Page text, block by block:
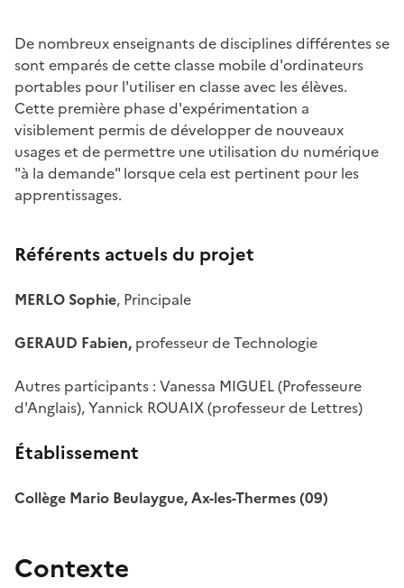
De nombreux enseignants de disciplines différentes se
sont emparés de cette classe mobile d'ordinateurs
portables pour l'utiliser en classe avec les élèves.
Cette première phase d'expérimentation a
visiblement permis de développer de nouveaux
usages et de permettre une utilisation du numérique
"à la demande" lorsque cela est pertinent pour les
apprentissages.
Référents actuels du projet
MERLO Sophie, Principale
GERAUD Fabien, professeur de Technologie
Autres participants : Vanessa MIGUEL (Professeure
d'Anglais), Yannick ROUAIX (professeur de Lettres)
Établissement
Collège Mario Beulaygue, Ax-les-Thermes (09)
Contexte